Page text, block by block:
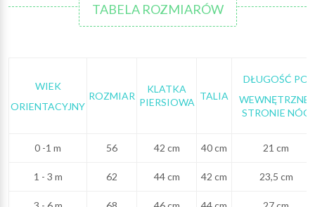
TABELA ROZMIARÓW
WIEK
ORIENTACYJNY
ROZMIAR
KLATKA
PIERSIOWA
TALIA
DŁUGOŚĆ PO
WEWNĘTRZNEJ
STRONIE NÓG
0 -1 m 56 42 cm 40 cm 21 cm
1 - 3 m 62 44 cm 42 cm 23,5 cm